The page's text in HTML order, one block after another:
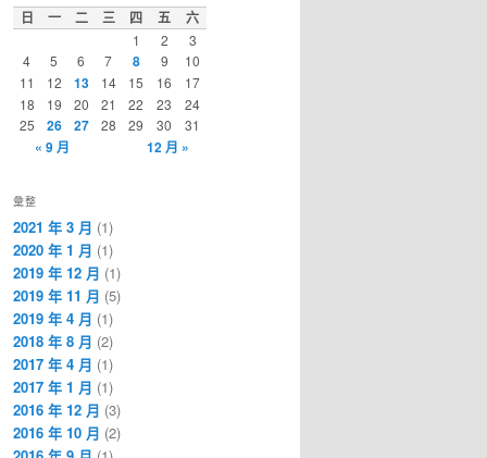
日 一 二 三 四 五 六
1 2
3
4
5 6 7 8 9
10
11
12 13 14 15 16
17
18
19 20 21 22 23
24
25
26 27 28 29 30 31
« 9 月 12 月 »
彙整
2021 年 3 月 (1)
2020 年 1 月 (1)
2019 年 12 月 (1)
2019 年 11 月 (5)
2019 年 4 月 (1)
2018 年 8 月 (2)
2017 年 4 月 (1)
2017 年 1 月 (1)
2016 年 12 月 (3)
2016 年 10 月 (2)